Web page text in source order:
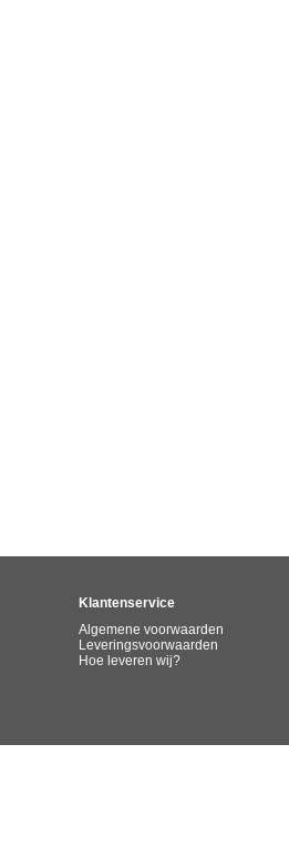
Klantenservice
Algemene voorwaarden
Leveringsvoorwaarden
Hoe leveren wij?